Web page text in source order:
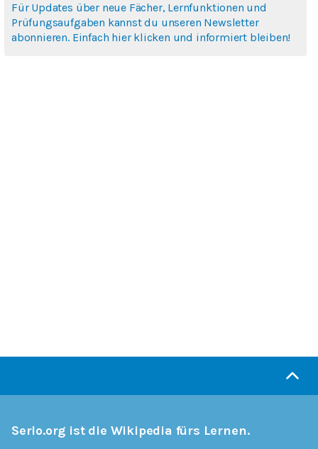
Für Updates über neue Fächer, Lernfunktionen und
Prüfungsaufgaben kannst du unseren Newsletter
abonnieren. Einfach hier klicken und informiert bleiben!
Serlo.org ist die Wikipedia fürs Lernen.